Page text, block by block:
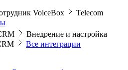
VoiceBox
Telecom
Внедрение и настройка
Все интеграции